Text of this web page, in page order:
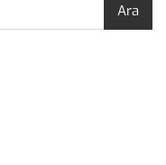
Ara